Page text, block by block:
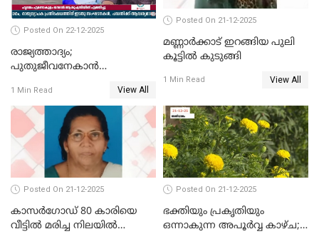
Posted On 22-12-2025
രാജ്യത്താദ്യം;
പുതുജീവനേകാൻ
എറണാകുളം സർക്കാർ
ജനറൽ
ആശുപത്രിയിലെത്തിച്ചു
1 Min Read View All
Posted On 21-12-2025
മണ്ണാർക്കാട് ഇറങ്ങിയ പുലി
കൂട്ടിൽ കുടുങ്ങി
1 Min Read View All
Posted On 21-12-2025
കാസർഗോഡ് 80 കാരിയെ
വീട്ടിൽ മരിച്ച നിലയിൽ
Posted On 21-12-2025
ഭക്തിയും പ്രകൃതിയും
ഒന്നാകുന്ന അപൂര്‍വ്വ കാഴ്ച;